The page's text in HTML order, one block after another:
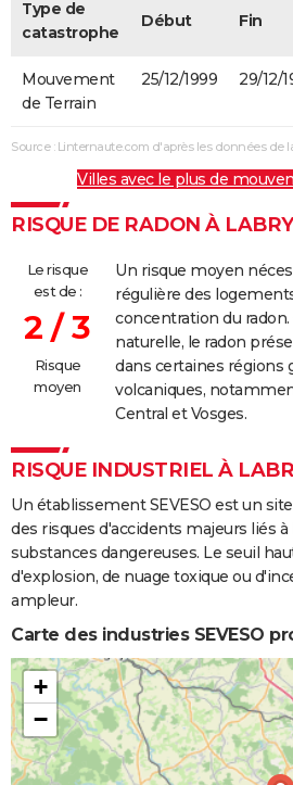
Type de
catastrophe
Début Fin
Mouvement
de Terrain
25/12/1999 29/12/
Source : Linternaute.com d'après les données de
Villes avec le plus de
RISQUE DE RADON À LABRY
Le risque
est de :
2 / 3
Risque
moyen
Un risque moyen
régulière des
concentration du
naturelle, le radon
dans certaines régions
volcaniques,
Central et Vosges.
RISQUE INDUSTRIEL À
Un établissement SEVESO est un
des risques d'accidents majeurs liés
substances dangereuses. Le seuil
d'explosion, de nuage toxique ou
ampleur.
Carte des industries SEVESO
+
−